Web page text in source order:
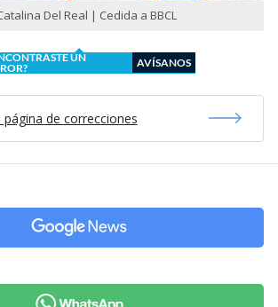
Del Real | Cedida a BBCL
UN
AVÍSANOS
página de correcciones